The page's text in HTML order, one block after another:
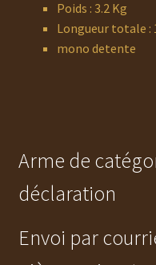
Poids : 3.2 Kg
Longueur totale :
mono detente
Arme de
déclaration
Envoi par